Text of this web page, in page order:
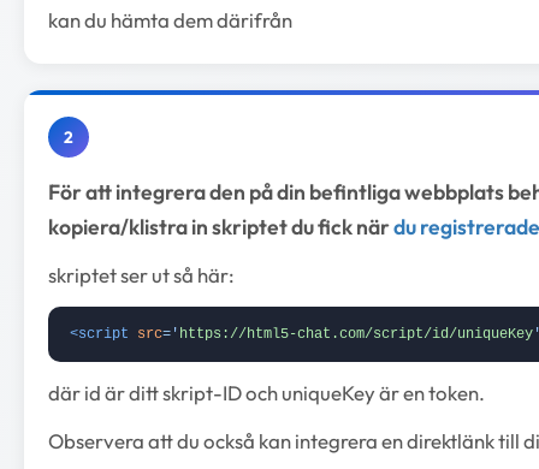
kan du hämta dem därifrån
2
För att integrera den på din befintliga webbplats
kopiera/klistra in skriptet du fick närdu
skriptet ser ut så här:
<script src= ' https://html5-chat.com/script/id/uniqueKey
där id är ditt skript-ID och uniqueKey är en token.
Observera att du också kan integrera en direktlänk till